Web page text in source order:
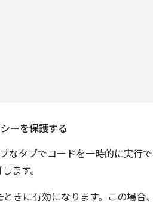
ーを保護する
なタブでコードを一時的に実行で
ます。
ときに有効になります。この場合